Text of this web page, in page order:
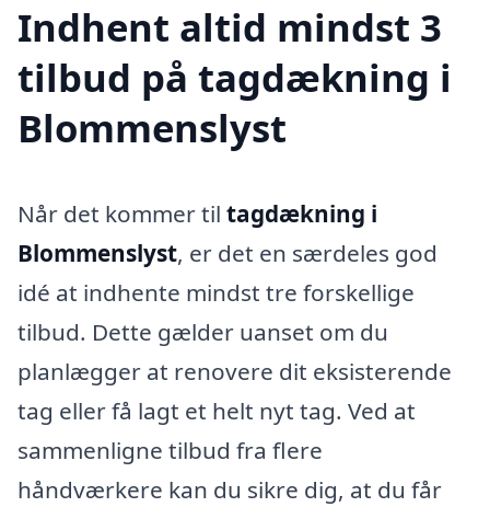
Indhent altid mindst 3
tilbud på tagdækning i
Blommenslyst
Når det kommer til tagdækning i
Blommenslyst, er det en særdeles god
idé at indhente mindst tre forskellige
tilbud. Dette gælder uanset om du
planlægger at renovere dit eksisterende
tag eller få lagt et helt nyt tag. Ved at
sammenligne tilbud fra flere
håndværkere kan du sikre dig, at du får